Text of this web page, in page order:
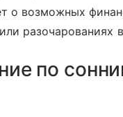
о возможных
разочарованиях
по